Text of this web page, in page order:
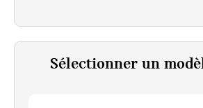
Sélectionner un